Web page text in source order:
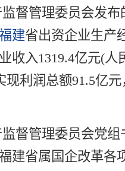
监督管理委员会发
建省出资企业生产
收入1319.4亿元(人
现利润总额91.5亿
督管理委员会党组
建省属国企改革各